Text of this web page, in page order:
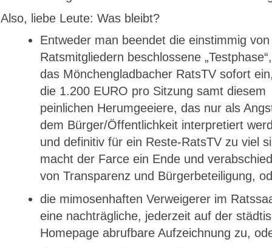
Also, liebe Leute: Was bleibt?
Entweder man beendet die einstimmig
Ratsmitgliedern beschlossene
das Mönchengladbacher RatsTV sofort
die 1.200 EURO pro Sitzung samt diesem
peinlichen Herumgeeiere, das nur als
dem Bürger/Öffentlichkeit interpretiert
und definitiv für ein Reste-RatsTV zu viel
macht der Farce ein Ende und
von Transparenz und Bürgerbeteiligung,
die mimosenhaften Verweigerer im
eine nachträgliche, jederzeit auf der
Homepage abrufbare Aufzeichnung zu,